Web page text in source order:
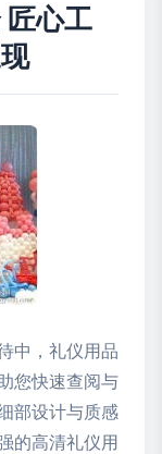
匠心工
中，礼仪用品
您快速查阅与
部设计与质感
的高清礼仪用